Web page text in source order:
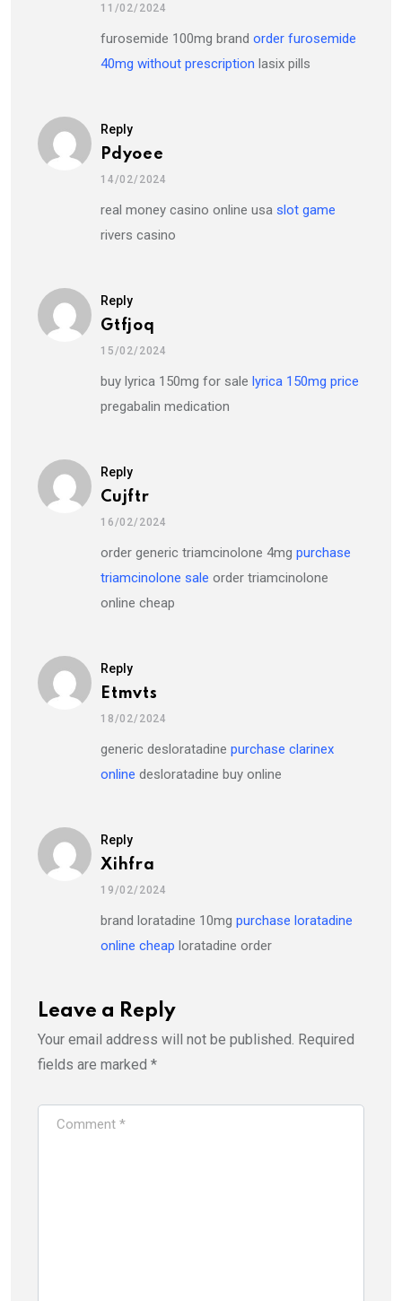
11/02/2024
furosemide 100mg brand order furosemide
40mg without prescription lasix pills
Reply
Pdyoee
14/02/2024
real money casino online usa slot game
rivers casino
Reply
Gtfjoq
15/02/2024
buy lyrica 150mg for sale lyrica 150mg price
pregabalin medication
Reply
Cujftr
16/02/2024
order generic triamcinolone 4mg purchase
triamcinolone sale order triamcinolone
online cheap
Reply
Etmvts
18/02/2024
generic desloratadine purchase clarinex
online desloratadine buy online
Reply
Xihfra
19/02/2024
brand loratadine 10mg purchase loratadine
online cheap loratadine order
Leave a Reply
Your email address will not be published. Required
fields are marked *